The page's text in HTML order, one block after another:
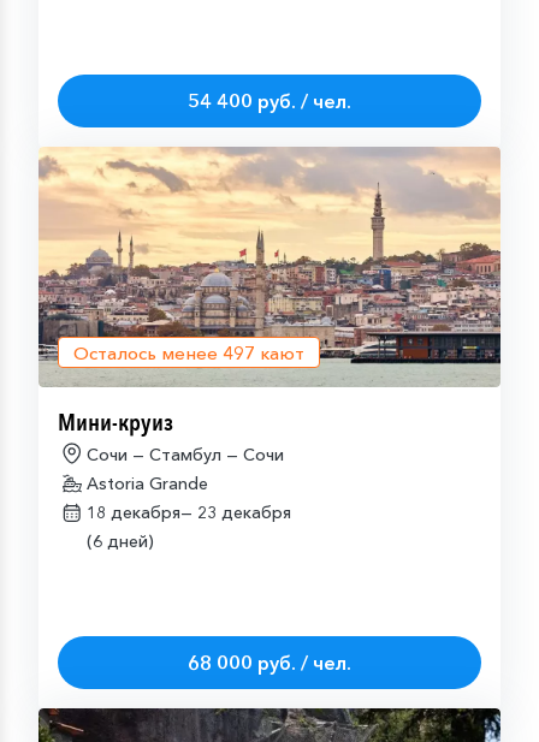
54 400 руб. / чел.
Осталось менее 497 кают
Мини-круиз
Сочи — Стамбул — Сочи
Astoria Grande
18 декабря— 23 декабря
(6 дней)
68 000 руб. / чел.